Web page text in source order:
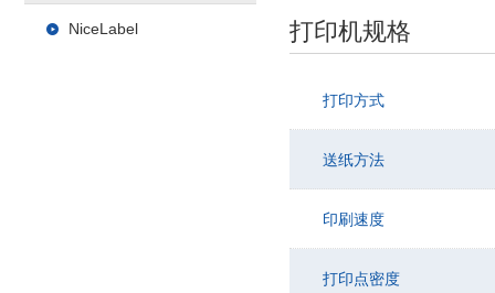
打印机规格
打印方式
送纸方法
印刷速度
打印点密度
NiceLabel